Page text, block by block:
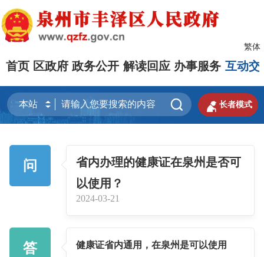
繁体
首页 区政府 政务公开 解读回应 办事服务 互动交
  长者模式
问
省内办理的健康证在泉州是否可
以使用？
2024-03-21
答 健康证省内通用，在泉州是可以使用